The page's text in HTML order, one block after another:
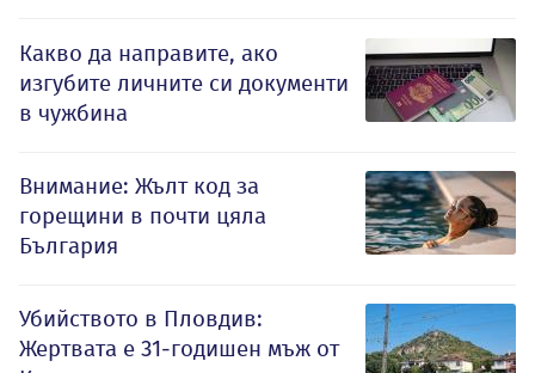
Какво да направите, ако
изгубите личните си документи
в чужбина
Внимание: Жълт код за
горещини в почти цяла
България
Убийството в Пловдив:
Жертвата е 31-годишен мъж от